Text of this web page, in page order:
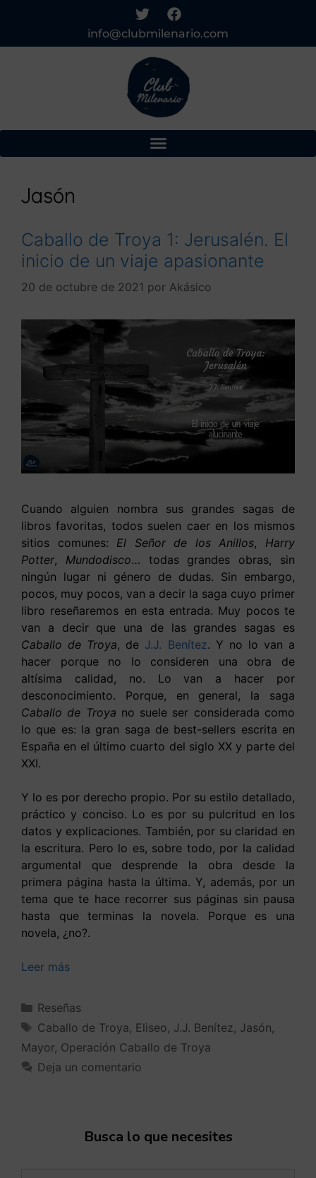
info@clubmilenario.com
Jasón
Caballo de Troya 1: Jerusalén. El
inicio de un viaje apasionante
20 de octubre de 2021 por Akásico
Cuando alguien nombra sus grandes sagas de
libros favoritas, todos suelen caer en los mismos
sitios comunes: El Señor de los Anillos, Harry
Potter, Mundodisco… todas grandes obras, sin
ningún lugar ni género de dudas. Sin embargo,
pocos, muy pocos, van a decir la saga cuyo primer
libro reseñaremos en esta entrada. Muy pocos te
van a decir que una de las grandes sagas es
Caballo de Troya, de J.J. Benítez. Y no lo van a
hacer porque no lo consideren una obra de
altísima calidad, no. Lo van a hacer por
desconocimiento. Porque, en general, la saga
Caballo de Troya no suele ser considerada como
lo que es: la gran saga de best-sellers escrita en
España en el último cuarto del siglo XX y parte del
XXI.
Y lo es por derecho propio. Por su estilo detallado,
práctico y conciso. Lo es por su pulcritud en los
datos y explicaciones. También, por su claridad en
la escritura. Pero lo es, sobre todo, por la calidad
argumental que desprende la obra desde la
primera página hasta la última. Y, además, por un
tema que te hace recorrer sus páginas sin pausa
hasta que terminas la novela. Porque es una
novela, ¿no?.
Leer más
Reseñas
Caballo de Troya, Eliseo, J.J. Benítez, Jasón,
Mayor, Operación Caballo de Troya
Deja un comentario
Busca lo que necesites